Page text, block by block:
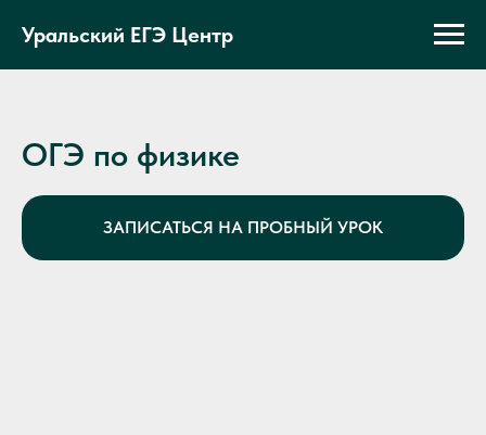
Уральский ЕГЭ Центр
ОГЭ по физике
ЗАПИСАТЬСЯ НА ПРОБНЫЙ УРОК